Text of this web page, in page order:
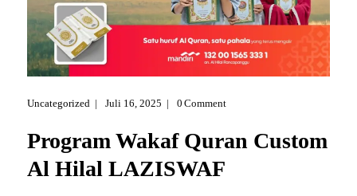
Uncategorized Juli 16, 2025 0 Comment
Program Wakaf Quran Custom
Al Hilal LAZISWAF